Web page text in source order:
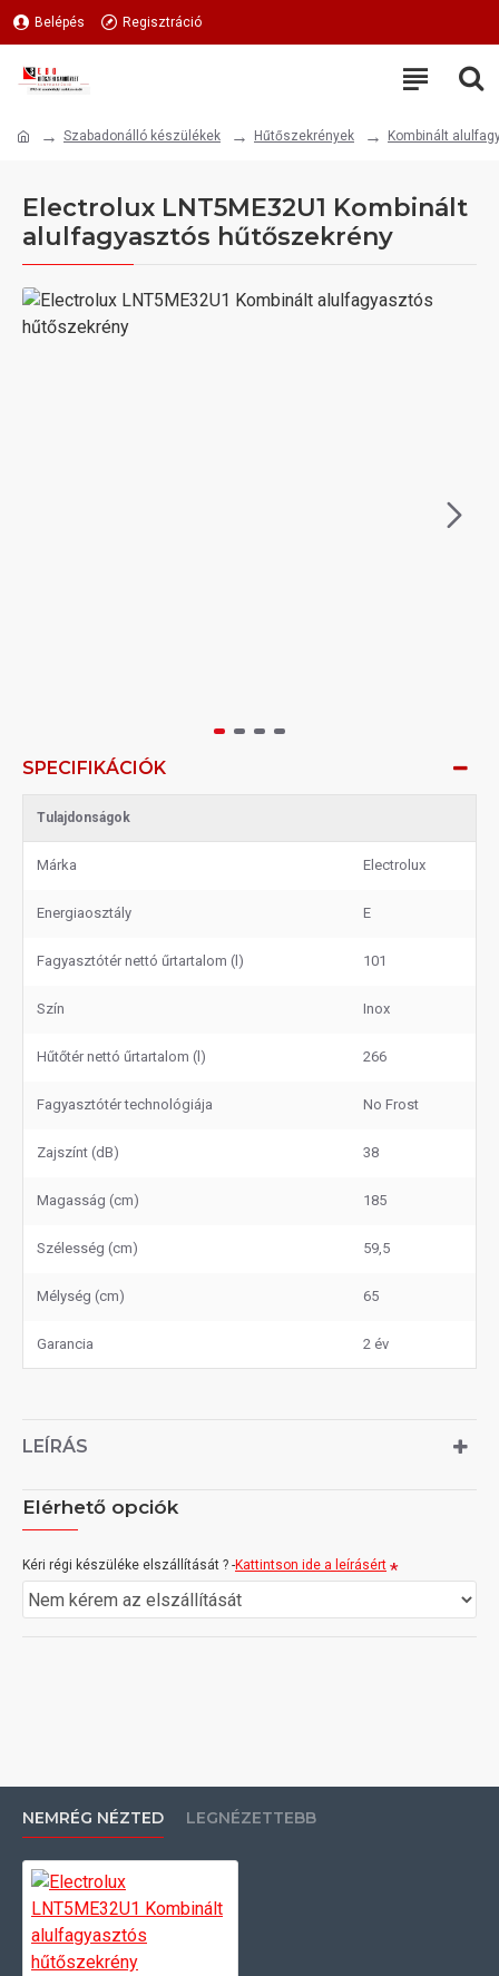
Belépés Regisztráció
Szabadonálló készülékek Hűtőszekrények Kombinált
Electrolux LNT5ME32U1 Kombinált
alulfagyasztós hűtőszekrény
SPECIFIKÁCIÓK
Tulajdonságok
Márka Electrolux
Energiaosztály E
Fagyasztótér nettó űrtartalom (l) 101
Szín Inox
Hűtőtér nettó űrtartalom (l) 266
Fagyasztótér technológiája No Frost
Zajszínt (dB) 38
Magasság (cm) 185
Szélesség (cm) 59,5
Mélység (cm) 65
Garancia 2 év
LEÍRÁS
Elérhető opciók
Kéri régi készüléke elszállítását ? -Kattintson ide a leírásért
NEMRÉG NÉZTED LEGNÉZETTEBB